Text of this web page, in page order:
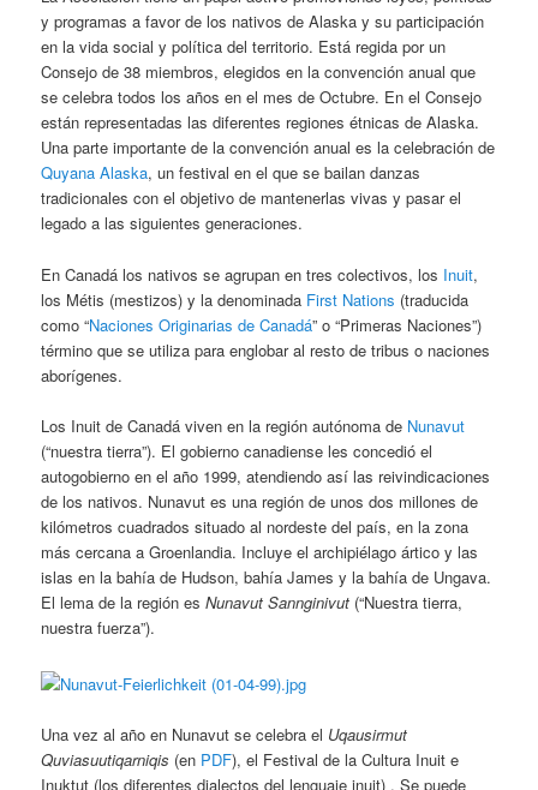
y programas a favor de los nativos de Alaska y su participación
en la vida social y política del territorio. Está regida por un
Consejo de 38 miembros, elegidos en la convención anual que
se celebra todos los años en el mes de Octubre. En el Consejo
están representadas las diferentes regiones étnicas de Alaska.
Una parte importante de la convención anual es la celebración de
Quyana Alaska, un festival en el que se bailan danzas
tradicionales con el objetivo de mantenerlas vivas y pasar el
legado a las siguientes generaciones.
En Canadá los nativos se agrupan en tres colectivos, los Inuit,
los Métis (mestizos) y la denominada First Nations (traducida
como “Naciones Originarias de Canadá” o “Primeras Naciones”)
término que se utiliza para englobar al resto de tribus o naciones
aborígenes.
Los Inuit de Canadá viven en la región autónoma de Nunavut
(“nuestra tierra”). El gobierno canadiense les concedió el
autogobierno en el año 1999, atendiendo así las reivindicaciones
de los nativos. Nunavut es una región de unos dos millones de
kilómetros cuadrados situado al nordeste del país, en la zona
más cercana a Groenlandia. Incluye el archipiélago ártico y las
islas en la bahía de Hudson, bahía James y la bahía de Ungava.
El lema de la región esNunavut Sannginivut (“Nuestra tierra,
nuestra fuerza”).
Una vez al año en Nunavut se celebra el Uqausirmut
Quviasuutiqarniqis (en PDF), el Festival de la Cultura Inuit e
Inuktut (los diferentes dialectos del lenguaje inuit) . Se puede